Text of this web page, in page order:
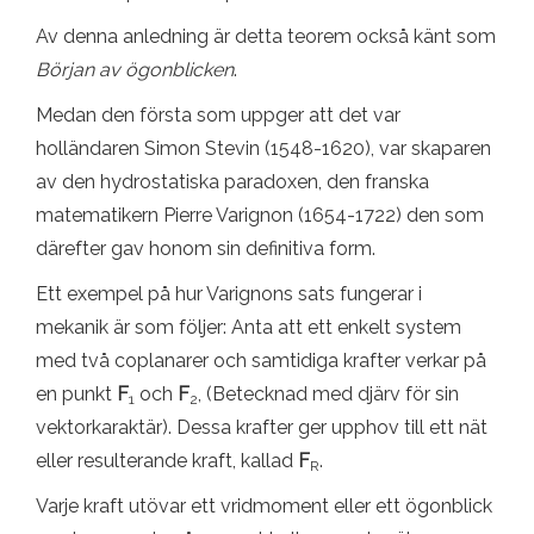
Av denna anledning är detta teorem också känt som
Början av ögonblicken.
Medan den första som uppger att det var
holländaren Simon Stevin (1548-1620), var skaparen
av den hydrostatiska paradoxen, den franska
matematikern Pierre Varignon (1654-1722) den som
därefter gav honom sin definitiva form.
Ett exempel på hur Varignons sats fungerar i
mekanik är som följer: Anta att ett enkelt system
med två coplanarer och samtidiga krafter verkar på
en punkt F1 och F2
, (Betecknad med djärv för sin
vektorkaraktär). Dessa krafter ger upphov till ett nät
eller resulterande kraft, kallad FR.
Varje kraft utövar ett vridmoment eller ett ögonblick